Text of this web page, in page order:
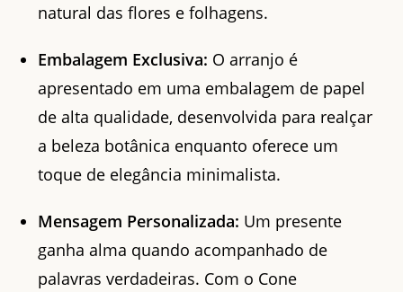
natural das flores e folhagens.
Embalagem Exclusiva: O arranjo é
apresentado em uma embalagem de papel
de alta qualidade, desenvolvida para realçar
a beleza botânica enquanto oferece um
toque de elegância minimalista.
Mensagem Personalizada: Um presente
ganha alma quando acompanhado de
palavras verdadeiras. Com o Cone